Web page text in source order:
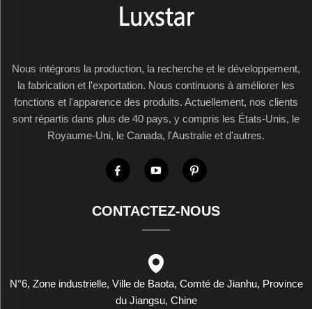
Nous intégrons la production, la recherche et le développement,
la fabrication et l'exportation. Nous continuons à améliorer les
fonctions et l'apparence des produits. Actuellement, nos clients
sont répartis dans plus de 40 pays, y compris les États-Unis, le
Royaume-Uni, le Canada, l'Australie et d'autres.
CONTACTEZ-NOUS
N°6, Zone industrielle, Ville de Baota, Comté de Jianhu, Province
du Jiangsu, Chine